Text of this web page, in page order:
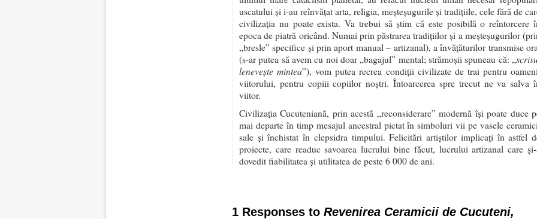
uscatului și i-au reînvățat arta, religia, meșteșugurile și tradițiile, cele fără de
civilizația nu poate exista. Va trebui să știm că este posibilă o reîntorcere
epoca de piatră oricând. Numai prin păstrarea tradițiilor și a meșteșugurilor
„bresle” specifice și prin aport manual – artizanal), a învățăturilor transmise
(s-ar putea să avem cu noi doar „bagajul” mental; strămoșii spuneau că: „
lenevește mintea”), vom putea recrea condiții civilizate de trai pentru
viitorului, pentru copiii copiilor noștri. Întoarcerea spre trecut ne va salva
viitor.
Civilizația Cucuteniană, prin acestă „reconsiderare” modernă își poate duce
mai departe în timp mesajul ancestral pictat în simboluri vii pe vasele
sale și închistat în clepsidra timpului. Felicitări artiștilor implicați în astfel
proiecte, care readuc savoarea lucrului bine făcut, lucrului artizanal care
dovedit fiabilitatea și utilitatea de peste 6 000 de ani.
1 Responses to Revenirea Ceramicii de Cucuteni,